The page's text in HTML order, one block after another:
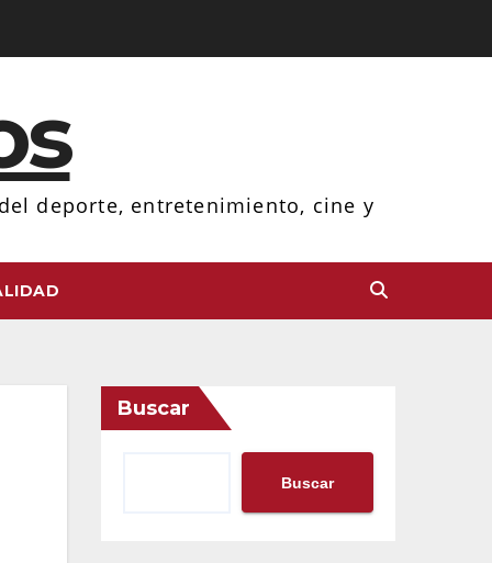
deporte, entretenimiento, cine y
Buscar
Buscar